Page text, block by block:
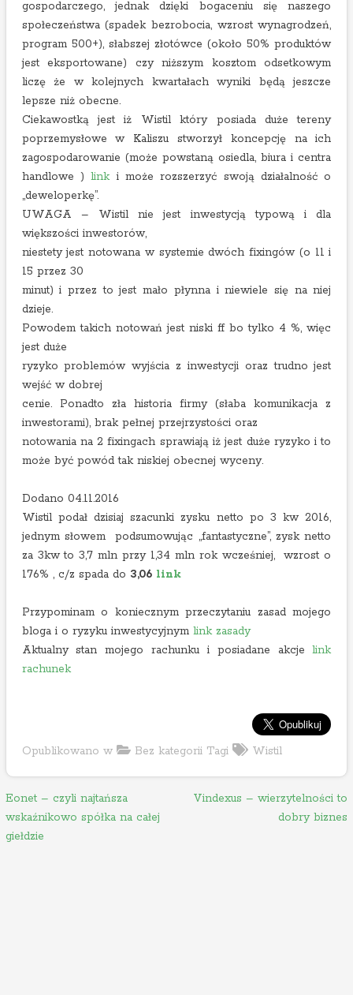
gospodarczego, jednak dzięki bogaceniu się naszego
społeczeństwa (spadek bezrobocia, wzrost wynagrodzeń,
program 500+), słabszej złotówce (około 50% produktów
jest eksportowane) czy niższym kosztom odsetkowym
liczę że w kolejnych kwartałach wyniki będą jeszcze
lepsze niż obecne.
Ciekawostką jest iż Wistil który posiada duże tereny
poprzemysłowe w Kaliszu stworzył koncepcję na ich
zagospodarowanie (może powstaną osiedla, biura i centra
handlowe )linki może rozszerzyć swoją działalność o
„deweloperkę”.
UWAGA – Wistil nie jest inwestycją typową i dla
większości inwestorów,
niestety jest notowana w systemie dwóch fixingów (o 11 i
15 przez 30
minut) i przez to jest mało płynna i niewiele się na niej
dzieje.
Powodem takich notowań jest niski ff bo tylko 4 %, więc
jest duże
ryzyko problemów wyjścia z inwestycji oraz trudno jest
wejść w dobrej
cenie. Ponadto zła historia firmy (słaba komunikacja z
inwestorami), brak pełnej przejrzystości oraz
notowania na 2 fixingach sprawiają iż jest duże ryzyko i to
może być powód tak niskiej obecnej wyceny.
Dodano 04.11.2016
Wistil podał dzisiaj szacunki zysku netto po 3 kw 2016,
jednym słowem podsumowując „fantastyczne”, zysk netto
za 3kw to 3,7 mln przy 1,34 mln rok wcześniej, wzrost o
176% , c/z spada do 3,06 link
Przypominam o koniecznym przeczytaniu zasad mojego
bloga i o ryzyku inwestycyjnym link zasady
Aktualny stan mojego rachunku i posiadane akcjelink
rachunek
Opublikowano w Bez kategorii Tagi Wistil
N
a
Eonet – czyli najtańsza
wskaźnikowo spółka na całej
giełdzie
Vindexus – wierzytelności to
dobry biznes